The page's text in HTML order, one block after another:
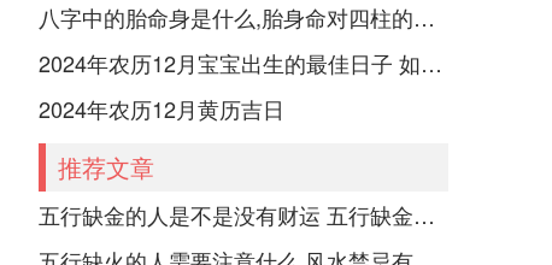
八字中的胎命身是什么,胎身命对四柱的影响
2024年农历12月宝宝出生的最佳日子 如何挑选适合的吉日
2024年农历12月黄历吉日
推荐文章
五行缺金的人是不是没有财运 五行缺金的人命运好不好